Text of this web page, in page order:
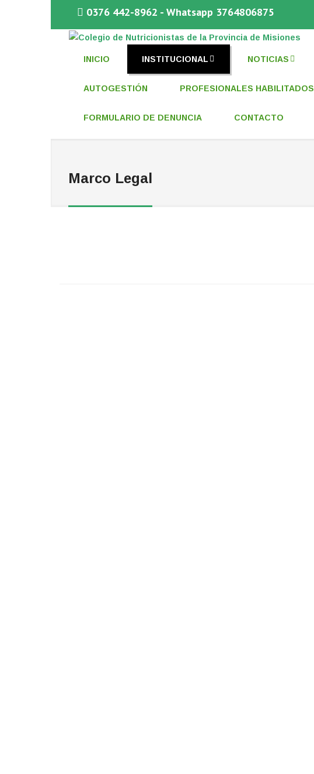
0376 442-8962 - Whatsapp 3764806875
COLEGIO DE NUTRICIONISTAS DE LA
INICIO INSTITUCIONAL NOTICIAS
AUTOGESTIÓN PROFESIONALES HABILITADOS
FORMULARIO DE DENUNCIA CONTACTO
Marco Legal